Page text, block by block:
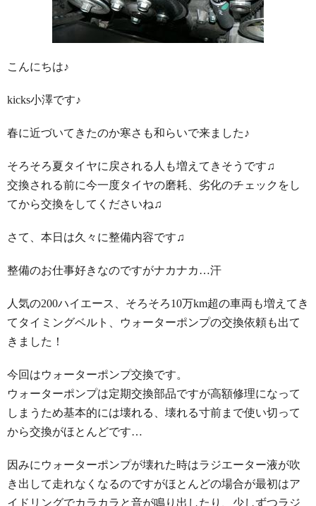
こんにちは♪
kicks小澤です♪
春に近づいてきたのか寒さも和らいで来ました♪
そろそろ夏タイヤに戻される人も増えてきそうです♫
交換される前に今一度タイヤの磨耗、劣化のチェックをし
てから交換をしてくださいね♫
さて、本日は久々に整備内容です♫
整備のお仕事好きなのですがナカナカ…汗
人気の200ハイエース、そろそろ10万km超の車両も増えてき
てタイミングベルト、ウォーターポンプの交換依頼も出て
きました！
今回はウォーターポンプ交換です。
ウォーターポンプは定期交換部品ですが高額修理になって
しまうため基本的には壊れる、壊れる寸前まで使い切って
から交換がほとんどです…
因みにウォーターポンプが壊れた時はラジエーター液が吹
き出して走れなくなるのですがほとんどの場合が最初はア
イドリングでカラカラと音が鳴り出したり、少しずつラジ